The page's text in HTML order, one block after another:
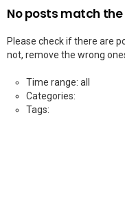
No posts match
Please check if there are
not, remove the wrong
Time range: all
Categories:
Tags: